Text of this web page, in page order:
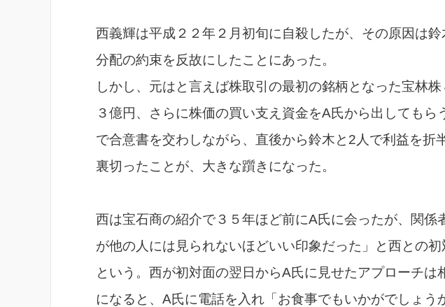
西義輝は平成２２年２月初旬に自殺したが、その原因は
分配の約束を反故にしたことにあった。
しかし、元はと言えば株取引の最初の銘柄となった宝林
３億円、さらに株価の買い支え資金をA氏から出しても
で合意書を交わしながら、直後から鈴木と2人で利益を折
裏切ったことが、大きな躓きになった。
西は宝石商の紹介で３５年ほど前にA氏に会ったが、関係
が他の人には見られないほどいい印象だった」と西との
という。西が初対面の翌日からA氏に見せたアプローチは
になると、A氏に電話を入れ「お食事でもいかがでしょう